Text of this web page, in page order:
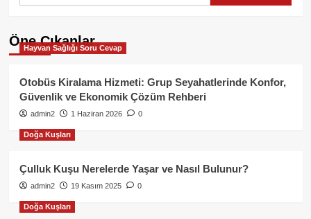
Öne Çıkanlar
Hayvan Sağlığı Soru Cevap
Otobüs Kiralama Hizmeti: Grup Seyahatlerinde Konfor,
Güvenlik ve Ekonomik Çözüm Rehberi
admin2 1 Haziran 2026 0
Doğa Kuşları
Çulluk Kuşu Nerelerde Yaşar ve Nasıl Bulunur?
admin2 19 Kasım 2025 0
Doğa Kuşları